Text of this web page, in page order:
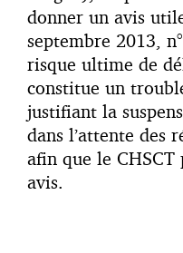
donner un avis
septembre 2013,
risque ultime de
constitue un
justifiant la
dans l’attente des
afin que le CHSCT
avis.